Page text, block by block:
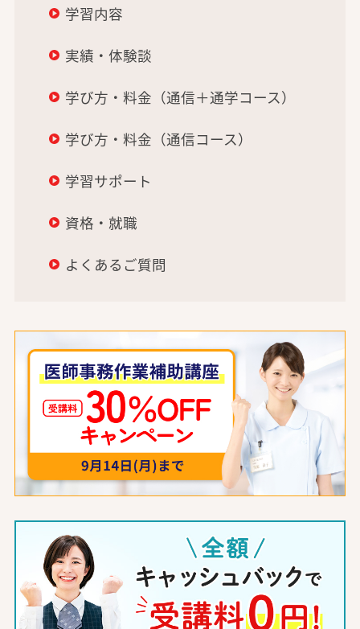
学習内容
実績・体験談
学び方・料金（通信＋通学コース）
学び方・料金（通信コース）
学習サポート
資格・就職
よくあるご質問